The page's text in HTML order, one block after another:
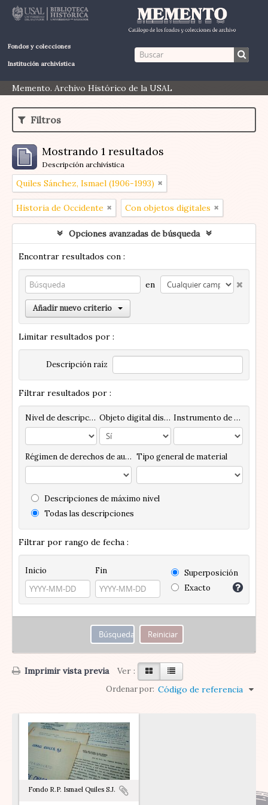
Fondos y colecciones
Institución archivística
Memento. Archivo Histórico de la USAL
Filtros
Mostrando 1 resultados
Descripción archivística
Quiles Sánchez, Ismael (1906-1993)
Historia de Occidente Con objetos digitales
Opciones avanzadas de búsqueda
Encontrar resultados con :
en
Añadir nuevo criterio
Limitar resultados por :
Descripción raíz
Filtrar resultados por :
Nivel de descripción Objeto digital disponibles Instrumento de descripción
Régimen de derechos de autor Tipo general de material
Descripciones de máximo nivel
Todas las descripciones
Filtrar por rango de fecha :
Inicio Fin
Superposición
Exacto
Imprimir vista previa Ver :
Ordenar por: Código de referencia
Fondo R.P. Ismael Quiles S.J.